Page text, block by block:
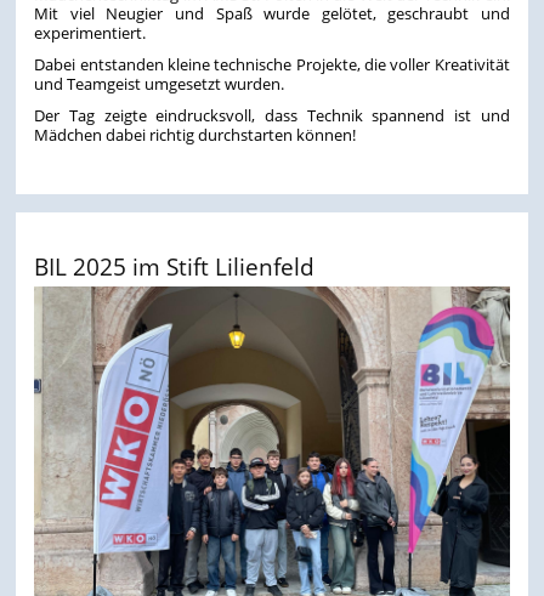
Mit viel Neugier und Spaß wurde gelötet, geschraubt und
experimentiert.
Dabei entstanden kleine technische Projekte, die voller Kreativität
und Teamgeist umgesetzt wurden.
Der Tag zeigte eindrucksvoll, dass Technik spannend ist und
Mädchen dabei richtig durchstarten können!
BIL 2025 im Stift Lilienfeld